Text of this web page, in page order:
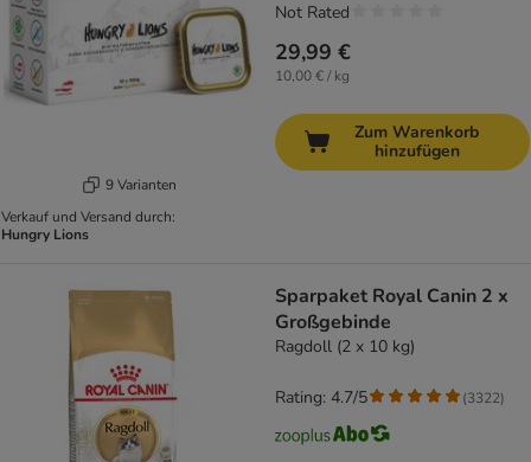
9 Varianten
Verkauf und Versand durch:
Hungry Lions
29,99 €
10,00 € / kg
Not Rated
Zum Warenkorb
hinzufügen
Sparpaket Royal Canin 2 x
Großgebinde
Ragdoll (2 x 10 kg)
Rating: 4.7/5 (3322)